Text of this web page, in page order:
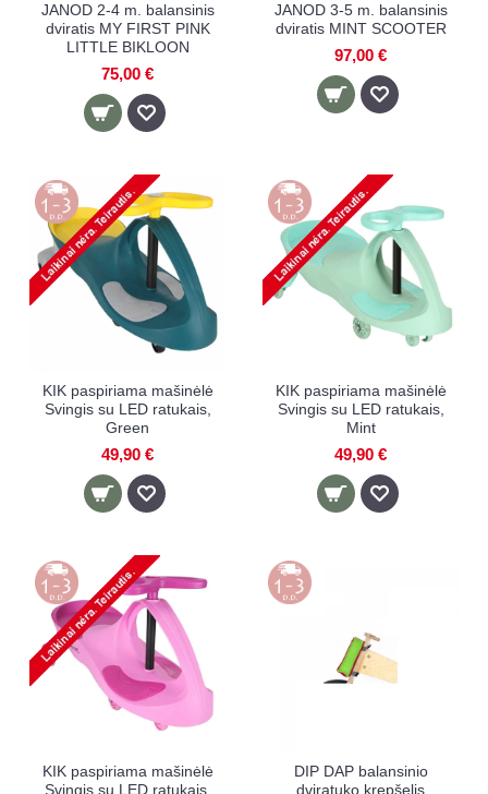
JANOD 2-4 m. balansinis
dviratis MY FIRST PINK
LITTLE BIKLOON
75,00 €
JANOD 3-5 m. balansinis
dviratis MINT SCOOTER
97,00 €
KIK paspiriama mašinėlė
Svingis su LED ratukais,
Green
49,90 €
KIK paspiriama mašinėlė
Svingis su LED ratukais,
Mint
49,90 €
KIK paspiriama mašinėlė
Svingis su LED ratukais,
DIP DAP balansinio
dviratuko krepšelis